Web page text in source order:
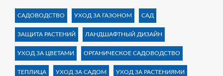
САДОВОДСТВО УХОД ЗА ГАЗОНОМ САД
ЗАЩИТА РАСТЕНИЙ ЛАНДШАФТНЫЙ ДИЗАЙН
УХОД ЗА ЦВЕТАМИ ОРГАНИЧЕСКОЕ САДОВОДСТВО
ТЕПЛИЦА УХОД ЗА САДОМ УХОД ЗА РАСТЕНИЯМИ